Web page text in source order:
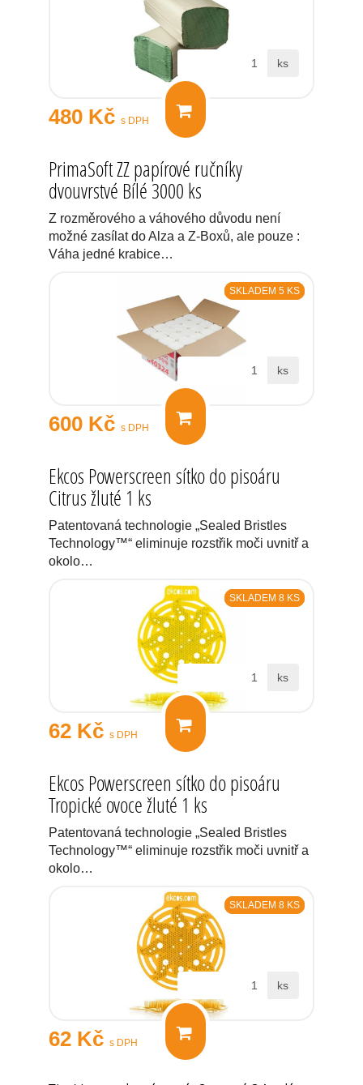
480 Kč s DPH
ks
PrimaSoft ZZ papírové ručníky
dvouvrstvé Bílé 3000 ks
Z rozměrového a váhového důvodu není
možné zasílat do Alza a Z-Boxů, ale pouze :
Váha jedné krabice…
SKLADEM 5 KS
600 Kč s DPH
ks
Ekcos Powerscreen sítko do pisoáru
Citrus žluté 1 ks
Patentovaná technologie „Sealed Bristles
Technology™“ eliminuje rozstřik moči uvnitř a
okolo…
SKLADEM 8 KS
62 Kč s DPH
ks
Ekcos Powerscreen sítko do pisoáru
Tropické ovoce žluté 1 ks
Patentovaná technologie „Sealed Bristles
Technology™“ eliminuje rozstřik moči uvnitř a
okolo…
SKLADEM 8 KS
62 Kč s DPH
ks